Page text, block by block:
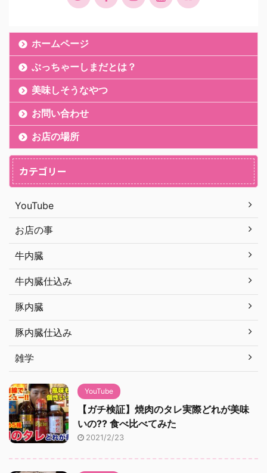
ホームページ
ぶっちゃーしまだとは？
美味しそうなやつ
お問い合わせ
お店の場所
カテゴリー
YouTube
お店の事
牛内臓
牛内臓仕込み
豚内臓
豚内臓仕込み
雑学
YouTube
【ガチ検証】焼肉のタレ実際どれが美味
いの?? 食べ比べてみた
2021/2/23